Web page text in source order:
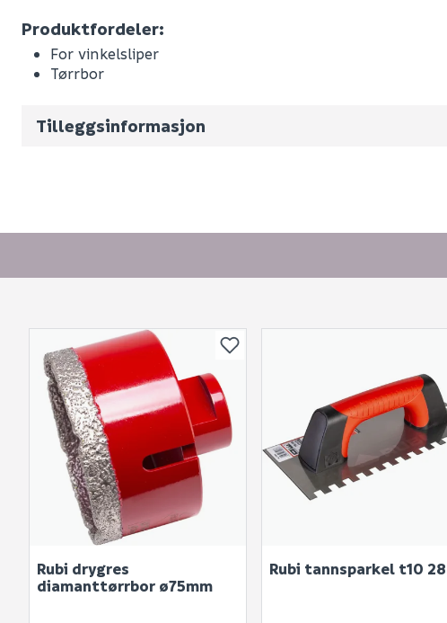
Produktfordeler:
For vinkelsliper
Tørrbor
Tilleggsinformasjon
Nobb No
Volum (dm3
Rubi drygres
diamanttørrbor ø75mm
Rubi tannsparkel t10